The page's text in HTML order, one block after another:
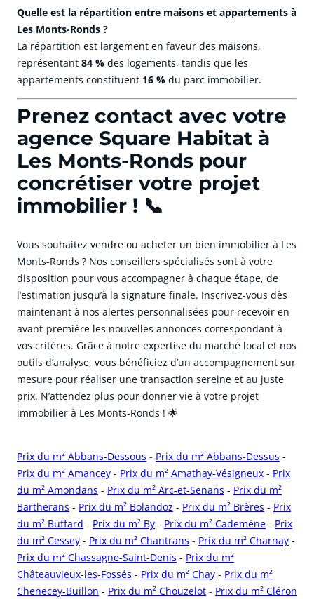
Quelle est la répartition entre maisons et appartements à
Les Monts-Ronds ?
La répartition est largement en faveur des maisons,
représentant 84 % des logements, tandis que les
appartements constituent 16 % du parc immobilier.
Prenez contact avec votre
agence Square Habitat à
Les Monts-Ronds pour
concrétiser votre projet
immobilier ! 📞
Vous souhaitez vendre ou acheter un bien immobilier à Les
Monts-Ronds ? Nos conseillers spécialisés sont à votre
disposition pour vous accompagner à chaque étape, de
l’estimation jusqu’à la signature finale. Inscrivez-vous dès
maintenant à nos alertes personnalisées pour recevoir en
avant-première les nouvelles annonces correspondant à
vos critères. Grâce à notre expertise du marché local et nos
outils d’analyse, vous bénéficiez d’un accompagnement sur
mesure pour réaliser une transaction sereine et au juste
prix. N’attendez plus pour donner vie à votre projet
immobilier à Les Monts-Ronds ! 🌟
Prix du m² Abbans-Dessous - Prix du m² Abbans-Dessus -
Prix du m² Amancey - Prix du m² Amathay-Vésigneux - Prix
du m² Amondans - Prix du m² Arc-et-Senans - Prix du m²
Bartherans - Prix du m² Bolandoz - Prix du m² Brères - Prix
du m² Buffard - Prix du m² By - Prix du m² Cademène - Prix
du m² Cessey - Prix du m² Chantrans - Prix du m² Charnay -
Prix du m² Chassagne-Saint-Denis - Prix du m²
Châteauvieux-les-Fossés - Prix du m² Chay - Prix du m²
Chenecey-Buillon - Prix du m² Chouzelot - Prix du m² Cléron